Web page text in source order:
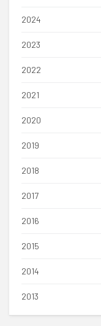
2024
2023
2022
2021
2020
2019
2018
2017
2016
2015
2014
2013